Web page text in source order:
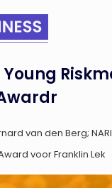
van den Berg;
voor Franklin Lek